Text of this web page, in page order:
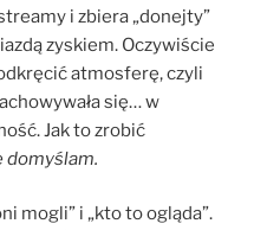
i zbiera „donejty”
zyskiem. Oczywiście
atmosferę, czyli
się… w
Jak to zrobić
domyślam.
mogli” i „kto to ogląda”.